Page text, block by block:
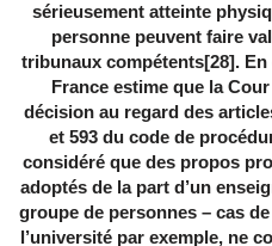
sérieusement atteinte
personne peuvent faire
tribunaux compétents[28]. En
France estime que la
décision au regard des
et 593 du code de
considéré que des propos
adoptés de la part d’un
groupe de personnes – cas
l’université par exemple, ne